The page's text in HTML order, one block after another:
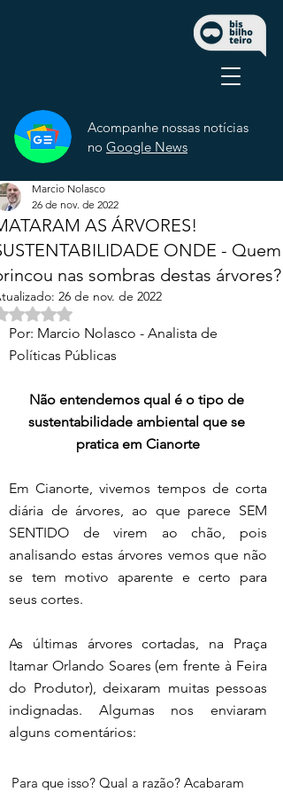
Acompanhe nossas notícias
no Google News
AS ÁRVORES!
ONDE - Quem
nas sombras destas árvores?
Marcio Nolasco
26 de nov. de 2022
26 de nov. de 2022
Avaliado com NaN de 5 estrelas.
Por: Marcio Nolasco - Analista de
Políticas Públicas
Não entendemos qual é o tipo de
sustentabilidade ambiental que se
pratica em Cianorte
Em Cianorte, vivemos tempos de corta
diária de árvores, ao que parece SEM
SENTIDO de virem ao chão, pois
analisando estas árvores vemos que não
se tem motivo aparente e certo para
seus cortes.
As últimas árvores cortadas, na Praça
Itamar Orlando Soares (em frente à Feira
do Produtor), deixaram muitas pessoas
indignadas. Algumas nos enviaram
alguns comentários:
Para que isso? Qual a razão? Acabaram